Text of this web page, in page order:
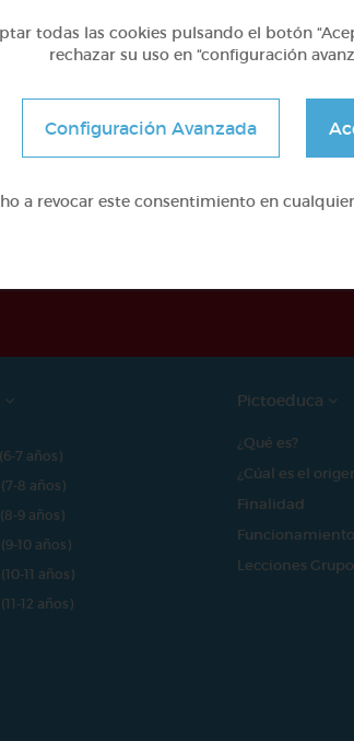
ha sido posible gracias al
7 años)
8 años)
9 años)
10 años)
11 años)
12 años)
Pictoeduca
¿Qué es?
¿Cúal es el
Finalidad
Funcionamiento
Lecciones
todas las cookies pulsando el botón
rechazar su uso en “configuración
Configuración Avanzada
a revocar este consentimiento en